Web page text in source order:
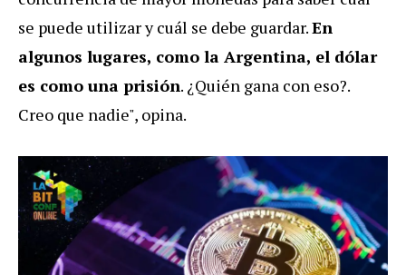
se puede utilizar y cuál se debe guardar.En
algunos lugares, como la Argentina, el dólar
es como una prisión. ¿Quién gana con eso?.
Creo que nadie", opina.